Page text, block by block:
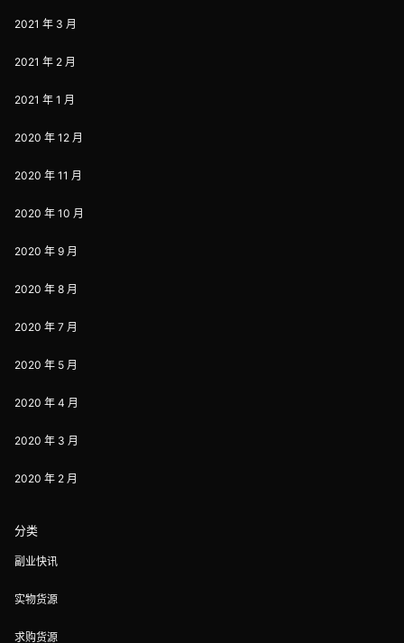
2021 年 3 月
2021 年 2 月
2021 年 1 月
2020 年 12 月
2020 年 11 月
2020 年 10 月
2020 年 9 月
2020 年 8 月
2020 年 7 月
2020 年 5 月
2020 年 4 月
2020 年 3 月
2020 年 2 月
分类
副业快讯
实物货源
求购货源